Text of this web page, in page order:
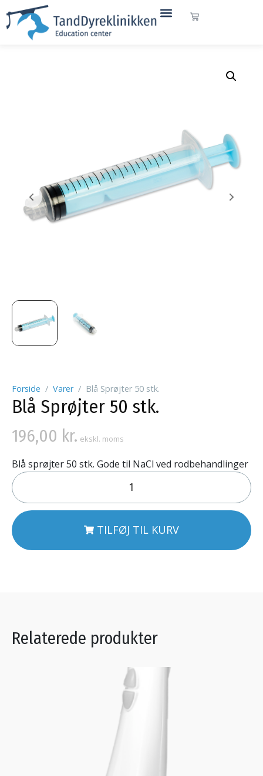
Forside Varer Blå Sprøjter 50 stk.
Blå Sprøjter 50 stk.
196,00 kr. ekskl. moms
Blå sprøjter 50 stk. Gode til NaCl ved rodbehandlinger
TILFØJ TIL KURV
Relaterede produkter